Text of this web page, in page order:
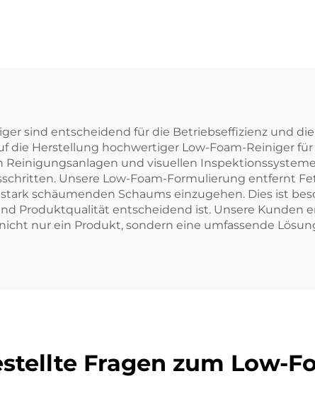
sind entscheidend für die Betriebseffizienz und
die Herstellung hochwertiger Low-Foam-Reiniger
und visuellen
Unsere Low-Foam-Formulierung entfernt
schäumenden Schaums einzugehen. Dies ist
Produktqualität entscheidend ist. Unsere Kunden
nur ein Produkt, sondern eine umfassende
Fragen zum Low-